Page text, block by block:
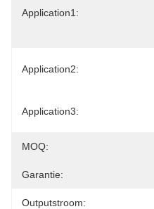
Application1:
Application2:
Application3:
MOQ:
Garantie:
Outputstroom: